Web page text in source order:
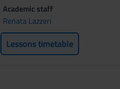
Academic staff
Renata Lazzeri
Lessons timetable